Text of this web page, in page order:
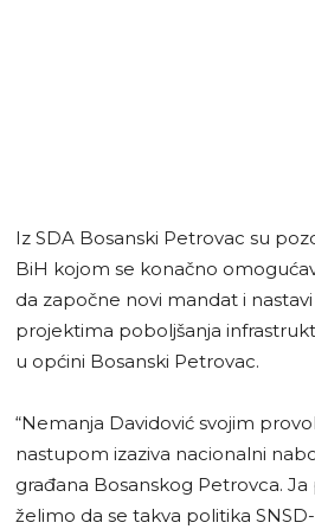
Iz SDA Bosanski Petrovac su
BiH kojom se konačno
da započne novi mandat i
projektima poboljšanja
u općini Bosanski Petrovac.
“Nemanja Davidović svojim
nastupom izaziva nacionalni
građana Bosanskog Petrovca.
želimo da se takva politika